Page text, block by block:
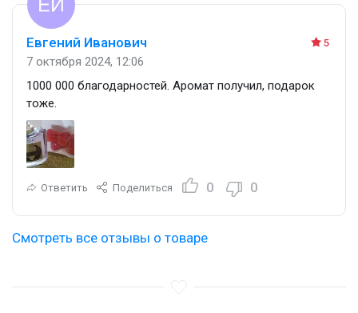
5
Евгений Иванович
7 октября 2024, 12:06
1000 000 благодарностей. Аромат получил, подарок
тоже.
Ответить Поделиться 0 0
Смотреть все отзывы о товаре